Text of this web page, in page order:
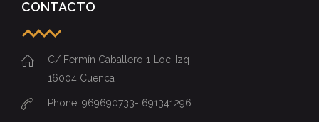
NUBE DE TAGS
Eventos formación IES impresión 3D PRINT 3D
Términos y condiciones